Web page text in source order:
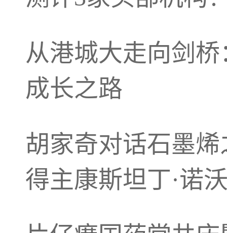
从港城大走向剑
成长之路
胡家奇对话石墨
得主康斯坦丁·诺